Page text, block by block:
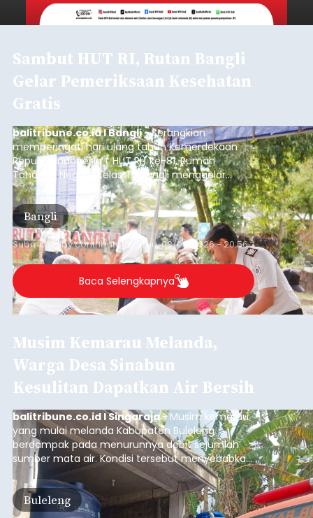
Sambut HUT RI, Rutan Bangli
Gelar Pemeriksaan Kesehatan
Gratis
balitribune.co.id I Bangli -Serangkian
memperingati hari ulang tahun Kemerdekaan
Republik Indonesia ( HUT RI) ke-81, Rumah
Tahanan Negara Kelas II B Bangli menggelar
kegiatan pemeriksaan kesehatan gratis, Rabu
(6/8/2026).
Bangli
Submitted bycontributor Thu, 08/06/2026 - 20:56
Baca Selengkapnya
Musim Kemarau Melanda,
Warga Desa Sinabun
Kesulitan Dapatkan Air Bersih
balitribune.co.id I Singaraja -Musim kemarau
yang mulai melanda Kabupaten Buleleng
berdampak pada menurunnya debit sejumlah
sumber mata air. Kondisi tersebut menyebabkan
warga di beberapa desa mulai mengalami
kesulitan mendapatkan air bersih, terutama
untuk memenuhi kebutuhan mandi, cuci, dan
kakus (MCK). Seperti yang dialami warga Desa
Buleleng